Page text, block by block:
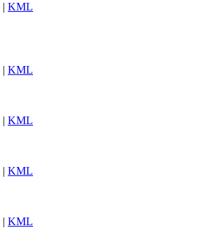
| KML
| KML
| KML
| KML
| KML